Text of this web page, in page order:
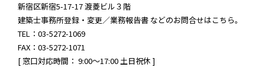
新宿区新宿5-17-17 渡菱ビル３階
建築士事務所登録・変更／業務報告書 などのお問合せはこちら。
TEL：03-5272-1069
FAX：03-5272-1071
[ 窓口対応時間： 9:00～17:00 土日祝休 ]